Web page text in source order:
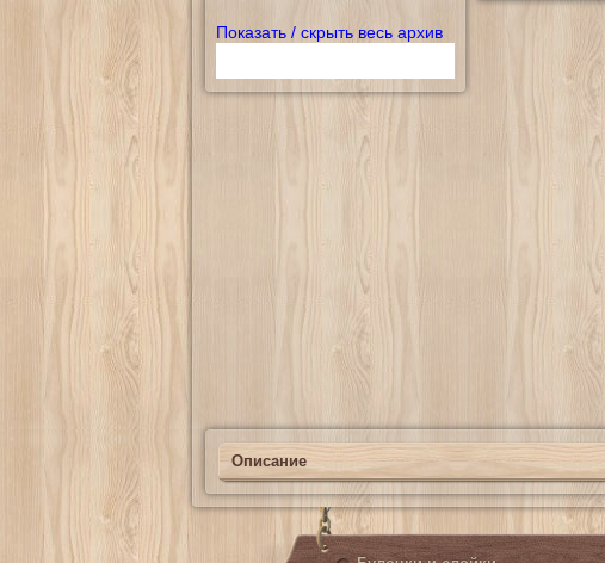
Показать / скрыть весь архив
Описание